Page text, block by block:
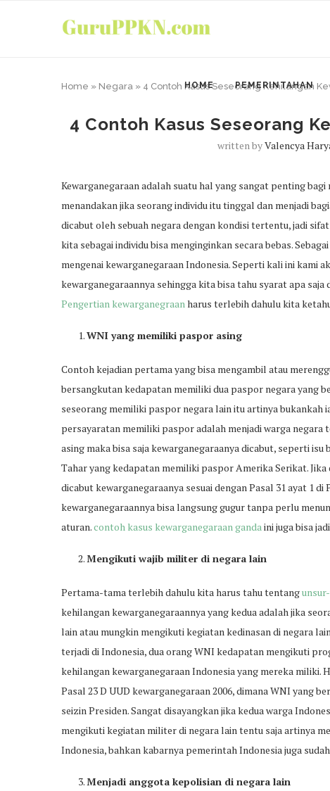
HOME PEMERINTAHAN
Home » Negara » 4 Contoh Kasus Seseorang Kehilangan
4 Contoh Kasus Seseorang
written byValencya
Kewarganegaraan adalah suatu hal yang sangat penting
menandakan jika seorang individu itu tinggal dan menjadi
dicabut oleh sebuah negara dengan kondisi tertentu, jadi
kita sebagai individu bisa menginginkan secara bebas.
mengenai kewarganegaraan Indonesia. Seperti kali ini kami
kewarganegaraannya sehingga kita bisa tahu syarat apa
Pengertian kewarganegraanharus terlebih dahulu kita
WNI yang memiliki paspor asing
Contoh kejadian pertama yang bisa mengambil atau
bersangkutan kedapatan memiliki dua paspor negara yang
seseorang memiliki paspor negara lain itu artinya bukankah
persayaratan memiliki paspor adalah menjadi warga
asing maka bisa saja kewarganegaraanya dicabut, seperti
Tahar yang kedapatan memiliki paspor Amerika Serikat.
dicabut kewarganegaraanya sesuai dengan Pasal 31 ayat 1
kewarganegaraannya bisa langsung gugur tanpa perlu
aturan.contoh kasus kewarganegaraan gandaini juga bisa
Mengikuti wajib militer di negara lain
Pertama-tama terlebih dahulu kita harus tahu tentang
kehilangan kewarganegaraannya yang kedua adalah jika
lain atau mungkin mengikuti kegiatan kedinasan di negara
terjadi di Indonesia, dua orang WNI kedapatan mengikuti
kehilangan kewarganegaraan Indonesia yang mereka
Pasal 23 D UUD kewarganegaraan 2006, dimana WNI yang
seizin Presiden. Sangat disayangkan jika kedua warga
mengikuti kegiatan militer di negara lain tentu saja artinya
Indonesia, bahkan kabarnya pemerintah Indonesia juga
Menjadi anggota kepolisian di negara lain